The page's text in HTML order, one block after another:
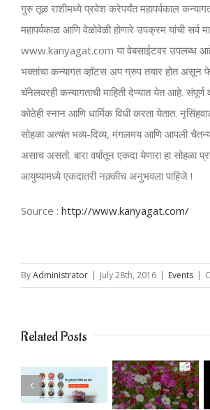
गुरु तूळ राशीमध्ये प्रवेश करेपर्यंत महापर्वकाल
महापर्वकाळ आणि वेळोवेळी होणारे उपक्रम यांची सर्व
www.kanyagat.com या वेबसाईटवर उपलब्ध
भक्तांचा कन्यागत व्हॉटस अप ग्रुप तयार होत
चॅनेलवरही कन्यागताची माहिती देण्यात येत आहे. संपूर्ण
कोठेही स्नान आणि धार्मिक विधी करता येतात.
सोहळा अत्यंत भव्य-दिव्य, मंगलमय आणि आपली चैतन्य
असाच असतो. बारा वर्षातून एकदा येणारा हा सोहळा
आयुष्यामध्ये एकदातरी नक़्कीच अनुभवला पाहिजे !
Source : http://www.kanyagat.com/
ByAdministrator | July 28th, 2016 | Events |
Related Posts